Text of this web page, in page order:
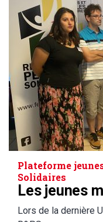
Plateforme
Solidaires
Les jeunes
Lors de la dernière